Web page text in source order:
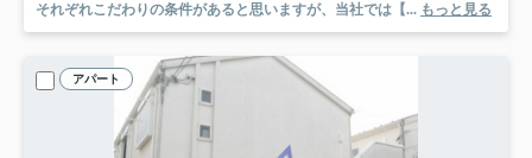
それぞれこだわりの条件があると思いますが、当社では【... もっと見る
アパート